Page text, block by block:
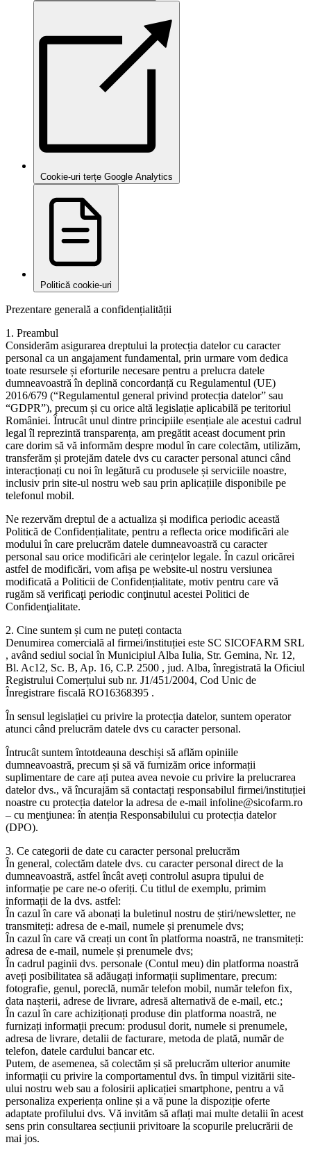
Cookie-uri terțe Google Analytics
Politică cookie-uri
Prezentare generală a confidențialității
1. Preambul
Considerăm asigurarea dreptului la protecția datelor cu caracter
personal ca un angajament fundamental, prin urmare vom dedica
toate resursele și eforturile necesare pentru a prelucra datele
dumneavoastră în deplină concordanță cu Regulamentul (UE)
2016/679 (“Regulamentul general privind protecția datelor” sau
“GDPR”), precum și cu orice altă legislație aplicabilă pe teritoriul
României. Întrucât unul dintre principiile esențiale ale acestui cadrul
legal îl reprezintă transparența, am pregătit aceast document prin
care dorim să vă informăm despre modul în care colectăm, utilizăm,
transferăm și protejăm datele dvs cu caracter personal atunci când
interacționați cu noi în legătură cu produsele și serviciile noastre,
inclusiv prin site-ul nostru web sau prin aplicațiile disponibile pe
telefonul mobil.
Ne rezervăm dreptul de a actualiza și modifica periodic această
Politică de Confidențialitate, pentru a reflecta orice modificări ale
modului în care prelucrăm datele dumneavoastră cu caracter
personal sau orice modificări ale cerințelor legale. În cazul oricărei
astfel de modificări, vom afișa pe website-ul nostru versiunea
modificată a Politicii de Confidențialitate, motiv pentru care vă
rugăm să verificaţi periodic conţinutul acestei Politici de
Confidenţialitate.
2. Cine suntem și cum ne puteți contacta
Denumirea comercială al firmei/instituției este SC SICOFARM SRL
, având sediul social în Municipiul Alba Iulia, Str. Gemina, Nr. 12,
Bl. Ac12, Sc. B, Ap. 16, C.P. 2500 , jud. Alba, înregistrată la Oficiul
Registrului Comerțului sub nr. J1/451/2004, Cod Unic de
Înregistrare fiscală RO16368395 .
În sensul legislației cu privire la protecția datelor, suntem operator
atunci când prelucrăm datele dvs cu caracter personal.
Întrucât suntem întotdeauna deschiși să aflăm opiniile
dumneavoastră, precum și să vă furnizăm orice informații
suplimentare de care ați putea avea nevoie cu privire la prelucrarea
datelor dvs., vă încurajăm să contactați responsabilul firmei/instituției
noastre cu protecția datelor la adresa de e-mail infoline@sicofarm.ro
– cu menţiunea: în atenția Responsabilului cu protecția datelor
(DPO).
3. Ce categorii de date cu caracter personal prelucrăm
În general, colectăm datele dvs. cu caracter personal direct de la
dumneavoastră, astfel încât aveți controlul asupra tipului de
informație pe care ne-o oferiți. Cu titlul de exemplu, primim
informații de la dvs. astfel:
În cazul în care vă abonați la buletinul nostru de știri/newsletter, ne
transmiteți: adresa de e-mail, numele și prenumele dvs;
În cazul în care vă creați un cont în platforma noastră, ne transmiteți:
adresa de e-mail, numele și prenumele dvs;
În cadrul paginii dvs. personale (Contul meu) din platforma noastră
aveți posibilitatea să adăugați informații suplimentare, precum:
fotografie, genul, poreclă, număr telefon mobil, număr telefon fix,
data nașterii, adrese de livrare, adresă alternativă de e-mail, etc.;
În cazul în care achiziționați produse din platforma noastră, ne
furnizați informații precum: produsul dorit, numele si prenumele,
adresa de livrare, detalii de facturare, metoda de plată, număr de
telefon, datele cardului bancar etc.
Putem, de asemenea, să colectăm și să prelucrăm ulterior anumite
informații cu privire la comportamentul dvs. în timpul vizitării site-
ului nostru web sau a folosirii aplicației smartphone, pentru a vă
personaliza experiența online și a vă pune la dispoziție oferte
adaptate profilului dvs. Vă invităm să aflați mai multe detalii în acest
sens prin consultarea secțiunii privitoare la scopurile prelucrării de
mai jos.